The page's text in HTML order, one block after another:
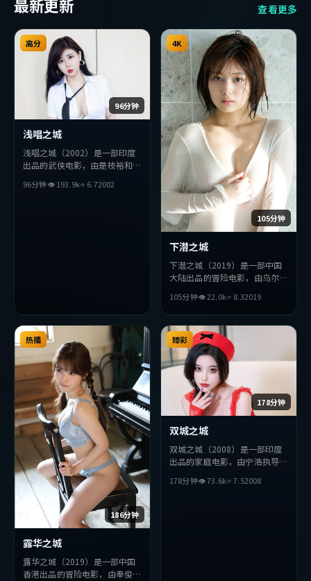
最新更新 查看更多
96分钟
高分
浅唱之城
浅唱之城（2002）是一部印度
出品的武侠电影，由是枝裕和执
美等主演。影片在叙事与视听上
96分钟👁193.9k⭐ 6.72002
105分钟
4K
下潜之城
下潜之城（2019）是一部中国
大陆出品的冒险电影，由乌尔善
华等主演。影片在叙事与视听上
力求突破，探讨人性与抉择，节
奏张弛有度，适合喜欢该类型的
观众完整观看。
105分钟👁22.0k⭐ 8.32019
186分钟
热播
露华之城
露华之城（2019）是一部中国
香港出品的冒险电影，由奉俊昊
178分钟
臻彩
双城之城
双城之城（2008）是一部印度
出品的家庭电影，由宁浩执导，
演。影片在叙事与视听上力求突
178分钟👁73.6k⭐7.52008